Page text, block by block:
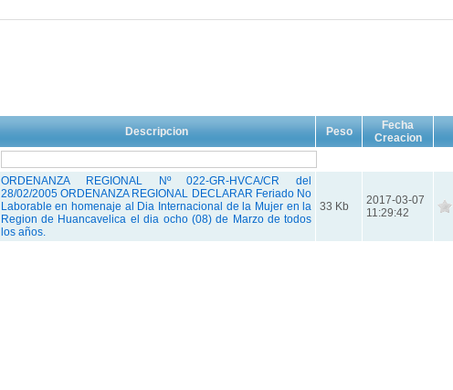
Descripcion Peso
Fecha
Creacion
ORDENANZA REGIONAL Nº 022-GR-HVCA/CR del
28/02/2005 ORDENANZA REGIONAL DECLARAR Feriado No
Laborable en homenaje al Dia Internacional de la Mujer en la
Region de Huancavelica el dia ocho (08) de Marzo de todos
los años.
33 Kb
2017-03-07
11:29:42